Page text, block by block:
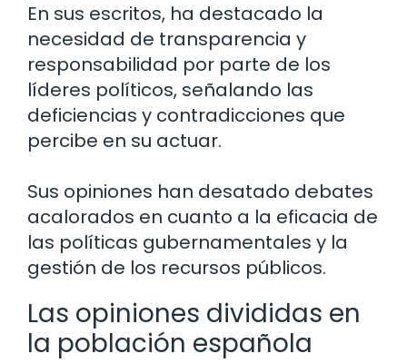
En sus escritos, ha destacado la
necesidad de transparencia y
responsabilidad por parte de los
líderes políticos, señalando las
deficiencias y contradicciones que
percibe en su actuar.
Sus opiniones han desatado debates
acalorados en cuanto a la eficacia de
las políticas gubernamentales y la
gestión de los recursos públicos.
Las opiniones divididas en
la población española